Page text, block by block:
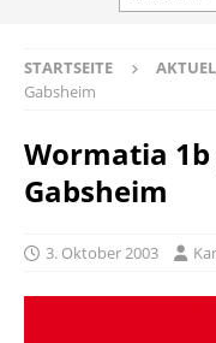
STARTSEITE
Gabsheim
Wormatia
Gabsheim
3. Oktober 2003